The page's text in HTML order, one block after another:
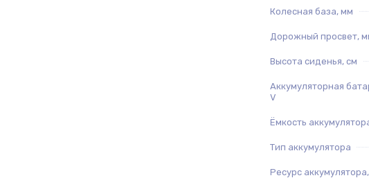
Колесная база, мм
Дорожный просвет,
Высота сиденья, см
Аккумуляторная
V
Ёмкость
Тип аккумулятора
Ресурс